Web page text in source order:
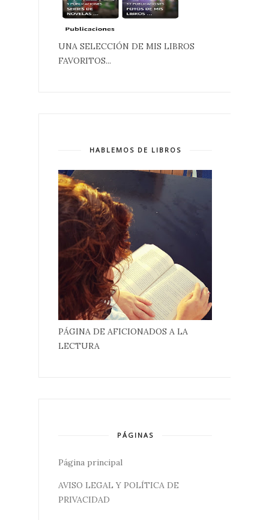
UNA SELECCIÓN DE MIS LIBROS
FAVORITOS...
HABLEMOS DE LIBROS
PÁGINA DE AFICIONADOS A LA
LECTURA
PÁGINAS
Página principal
AVISO LEGAL Y POLÍTICA DE
PRIVACIDAD